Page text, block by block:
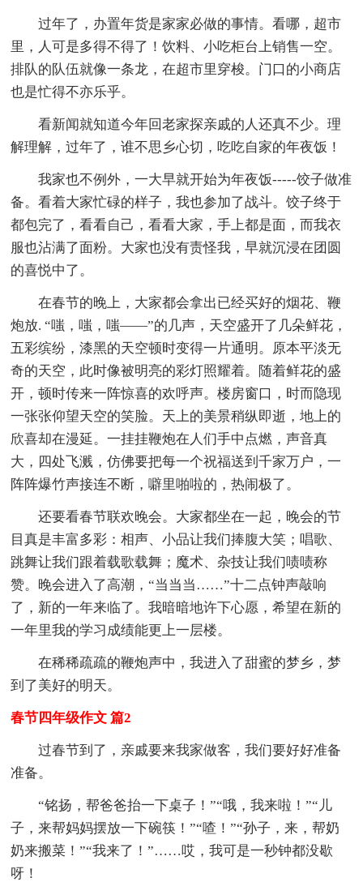
过年了，办置年货是家家必做的事情。看哪，超市
里，人可是多得不得了！饮料、小吃柜台上销售一空。
排队的队伍就像一条龙，在超市里穿梭。门口的小商店
也是忙得不亦乐乎。
看新闻就知道今年回老家探亲戚的人还真不少。理
解理解，过年了，谁不思乡心切，吃吃自家的年夜饭！
我家也不例外，一大早就开始为年夜饭-----饺子做准
备。看着大家忙碌的样子，我也参加了战斗。饺子终于
都包完了，看看自己，看看大家，手上都是面，而我衣
服也沾满了面粉。大家也没有责怪我，早就沉浸在团圆
的喜悦中了。
在春节的晚上，大家都会拿出已经买好的烟花、鞭
炮放. “嗤，嗤，嗤——”的几声，天空盛开了几朵鲜花，
五彩缤纷，漆黑的天空顿时变得一片通明。原本平淡无
奇的天空，此时像被明亮的彩灯照耀着。随着鲜花的盛
开，顿时传来一阵惊喜的欢呼声。楼房窗口，时而隐现
一张张仰望天空的笑脸。天上的美景稍纵即逝，地上的
欣喜却在漫延。一挂挂鞭炮在人们手中点燃，声音真
大，四处飞溅，仿佛要把每一个祝福送到千家万户，一
阵阵爆竹声接连不断，噼里啪啦的，热闹极了。
还要看春节联欢晚会。大家都坐在一起，晚会的节
目真是丰富多彩：相声、小品让我们捧腹大笑；唱歌、
跳舞让我们跟着载歌载舞；魔术、杂技让我们啧啧称
赞。晚会进入了高潮，“当当当……”十二点钟声敲响
了，新的一年来临了。我暗暗地许下心愿，希望在新的
一年里我的学习成绩能更上一层楼。
在稀稀疏疏的鞭炮声中，我进入了甜蜜的梦乡，梦
到了美好的明天。
春节四年级作文 篇2
过春节到了，亲戚要来我家做客，我们要好好准备
准备。
“铭扬，帮爸爸抬一下桌子！”“哦，我来啦！”“儿
子，来帮妈妈摆放一下碗筷！”“喳！”“孙子，来，帮奶
奶来搬菜！”“我来了！”……哎，我可是一秒钟都没歇
呀！